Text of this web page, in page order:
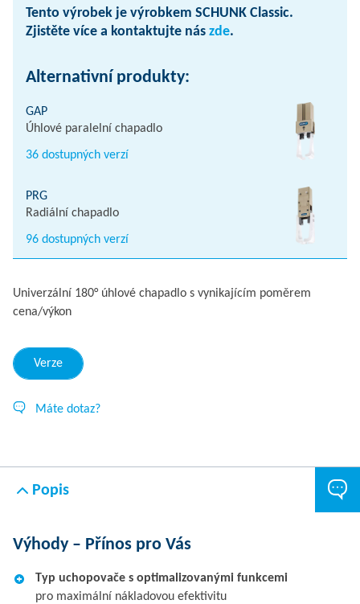
Tento výrobek je výrobkem SCHUNK Classic.
Zjistěte více a kontaktujte nás zde.
Alternativní produkty:
GAP
Úhlové paralelní chapadlo
36 dostupných verzí
PRG
Radiální chapadlo
96 dostupných verzí
Univerzální 180° úhlové chapadlo s vynikajícím poměrem
cena/výkon
Verze
Máte dotaz?
Popis
Výhody – Přínos pro Vás
Typ uchopovače s optimalizovanými funkcemi
pro maximální nákladovou efektivitu